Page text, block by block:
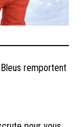
Bleus remportent